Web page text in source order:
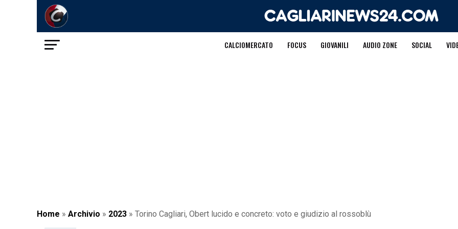
CALCIOMERCATO FOCUS GIOVANILI AUDIO ZONE SOCIAL
Home » Archivio » 2023 » Torino Cagliari, Obert lucido e concreto: voto e giudizio al rossoblù